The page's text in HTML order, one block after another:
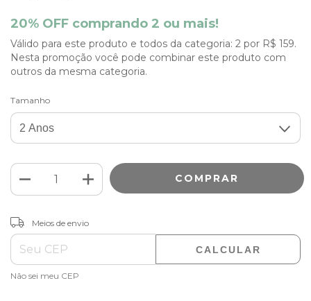
20% OFF comprando 2 ou mais!
Válido para este produto e todos da categoria: 2 por R$ 159.
Nesta promoção você pode combinar este produto com
outros da mesma categoria.
Tamanho
Entregas para o CEP:
Meios de envio
CALCULAR
Não sei meu CEP